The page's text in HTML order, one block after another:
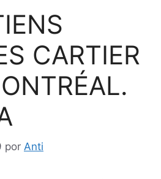
CARTIER
por Anti